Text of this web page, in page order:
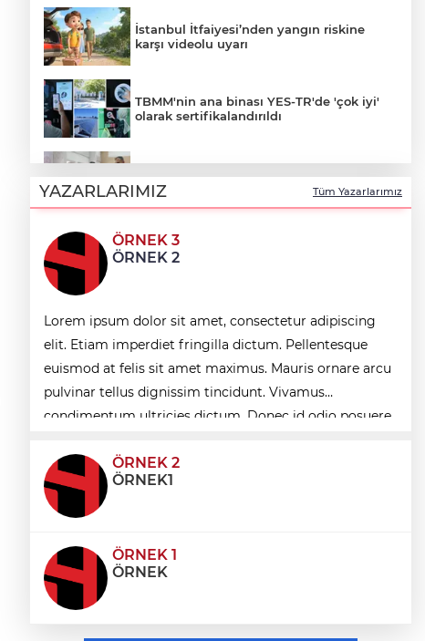
İstanbul İtfaiyesi’nden yangın riskine
karşı videolu uyarı
TBMM'nin ana binası YES-TR'de 'çok iyi'
olarak sertifikalandırıldı
adımdır
Yapay zekada onlarca uygulamanın
yerini tek asistan alabilir
Yağış sonrası deniz uyarısı! Bulanık ve
kötü kokulu suda yüzmeyin
Manisa Saruhanlı’ya Büyükşehir’den
tarımsal destek
YAZARLARIMIZ Tüm Yazarlarımız
ÖRNEK 3
ÖRNEK 2
Lorem ipsum dolor sit amet, consectetur adipiscing
elit. Etiam imperdiet fringilla dictum. Pellentesque
euismod at felis sit amet maximus. Mauris ornare arcu
pulvinar tellus dignissim tincidunt. Vivamus
condimentum ultricies dictum. Donec id odio posuere,
ÖRNEK 2
ÖRNEK1
ÖRNEK 1
ÖRNEK